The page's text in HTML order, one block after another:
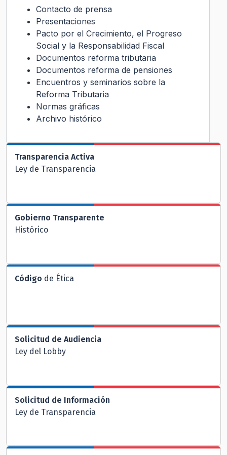
Contacto de prensa
Presentaciones
Pacto por el Crecimiento, el Progreso
Social y la Responsabilidad Fiscal
Documentos reforma tributaria
Documentos reforma de pensiones
Encuentros y seminarios sobre la
Reforma Tributaria
Normas gráficas
Archivo histórico
Transparencia Activa
Ley de Transparencia
Gobierno Transparente
Histórico
Código de Ética
Solicitud de Audiencia
Ley del Lobby
Solicitud de Información
Ley de Transparencia